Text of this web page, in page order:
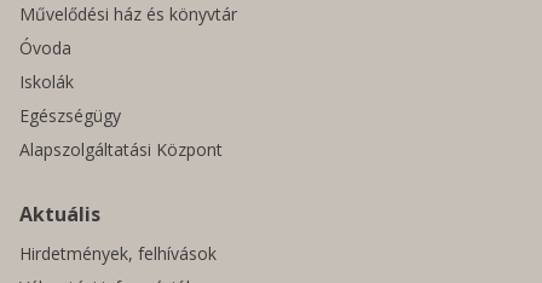
Művelődési ház és könyvtár
Óvoda
Iskolák
Egészségügy
Alapszolgáltatási Központ
Aktuális
Hirdetmények, felhívások